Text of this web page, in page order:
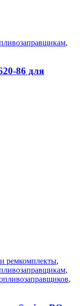
,
86 для
ремкомплекты,
,
,